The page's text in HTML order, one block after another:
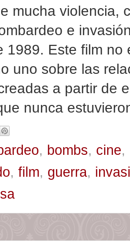
mucha violencia,
e
1989. Este film no
uno sobre las
a partir de
nunca
, bombs, cine,
, film, guerra,